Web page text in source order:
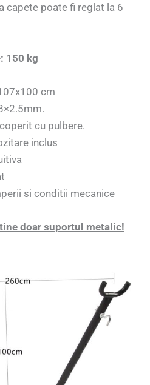
capete poate fi reglat la 6
150 kg
cm
cu pulbere.
inclus
si conditii mecanice
doar suportul metalic!